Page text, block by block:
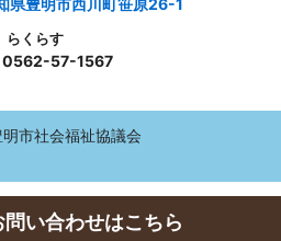
い合わせはこちら
県豊明市西川町笹原26-1
らくらす
0562-57-1567
市社会福祉協議会